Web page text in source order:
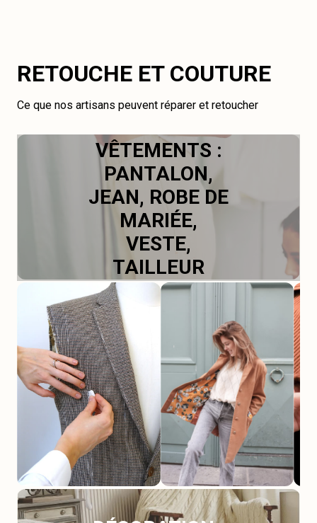
RETOUCHE ET COUTURE
Ce que nos artisans peuvent réparer et retoucher
VÊTEMENTS :
PANTALON,
JEAN, ROBE DE
MARIÉE,
VESTE,
TAILLEUR